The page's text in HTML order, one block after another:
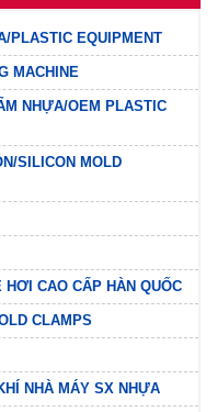
PLASTIC EQUIPMENT
MACHINE
NHỰA/OEM PLASTIC
SILICON MOLD
CAO CẤP HÀN QUỐC
CLAMPS
NHÀ MÁY SX NHỰA